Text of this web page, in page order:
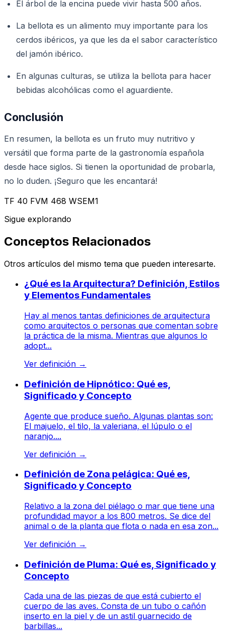
El árbol de la encina puede vivir hasta 500 años.
La bellota es un alimento muy importante para los
cerdos ibéricos, ya que les da el sabor característico
del jamón ibérico.
En algunas culturas, se utiliza la bellota para hacer
bebidas alcohólicas como el aguardiente.
Conclusión
En resumen, la bellota es un fruto muy nutritivo y
versátil que forma parte de la gastronomía española
desde hace siglos. Si tienen la oportunidad de probarla,
no lo duden. ¡Seguro que les encantará!
TF 40 FVM 468 WSEM1
Sigue explorando
Conceptos Relacionados
Otros artículos del mismo tema que pueden interesarte.
¿Qué es la Arquitectura? Definición, Estilos
y Elementos Fundamentales
Hay al menos tantas definiciones de arquitectura
como arquitectos o personas que comentan sobre
la práctica de la misma. Mientras que algunos lo
adopt...
Ver definición →
Definición de Hipnótico: Qué es,
Significado y Concepto
Agente que produce sueño. Algunas plantas son:
El majuelo, el tilo, la valeriana, el lúpulo o el
naranjo....
Ver definición →
Definición de Zona pelágica: Qué es,
Significado y Concepto
Relativo a la zona del piélago o mar que tiene una
profundidad mayor a los 800 metros. Se dice del
animal o de la planta que flota o nada en esa zon...
Ver definición →
Definición de Pluma: Qué es, Significado y
Concepto
Cada una de las piezas de que está cubierto el
cuerpo de las aves. Consta de un tubo o cañón
inserto en la piel y de un astil guarnecido de
barbillas...